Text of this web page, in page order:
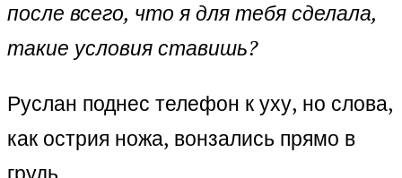
после всего, что я для тебя сделала,
такие условия ставишь?
Руслан поднес телефон к уху, но слова,
как острия ножа, вонзались прямо в